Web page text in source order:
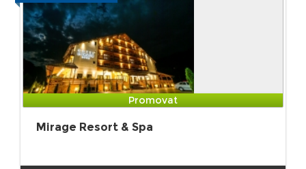
Promovat
Mirage Resort & Spa